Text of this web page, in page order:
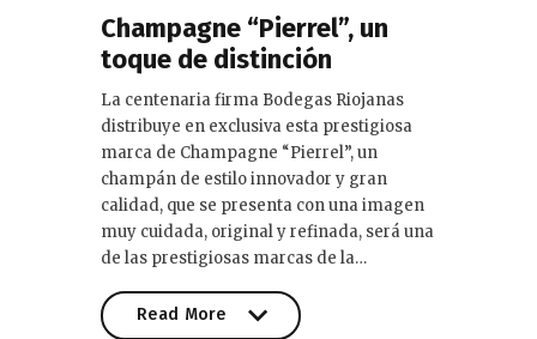
Champagne “Pierrel”, un
toque de distinción
La centenaria firma Bodegas Riojanas
distribuye en exclusiva esta prestigiosa
marca de Champagne “Pierrel”, un
champán de estilo innovador y gran
calidad, que se presenta con una imagen
muy cuidada, original y refinada, será una
de las prestigiosas marcas de la…
Read More